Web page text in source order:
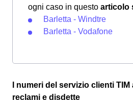
ogni caso in questo articolo
Barletta - Windtre
Barletta - Vodafone
I numeri del servizio clienti
reclami e disdette